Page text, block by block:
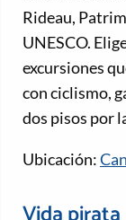
Rideau,
UNESCO.
excursiones
con ciclismo,
dos pisos por
Ubicación: